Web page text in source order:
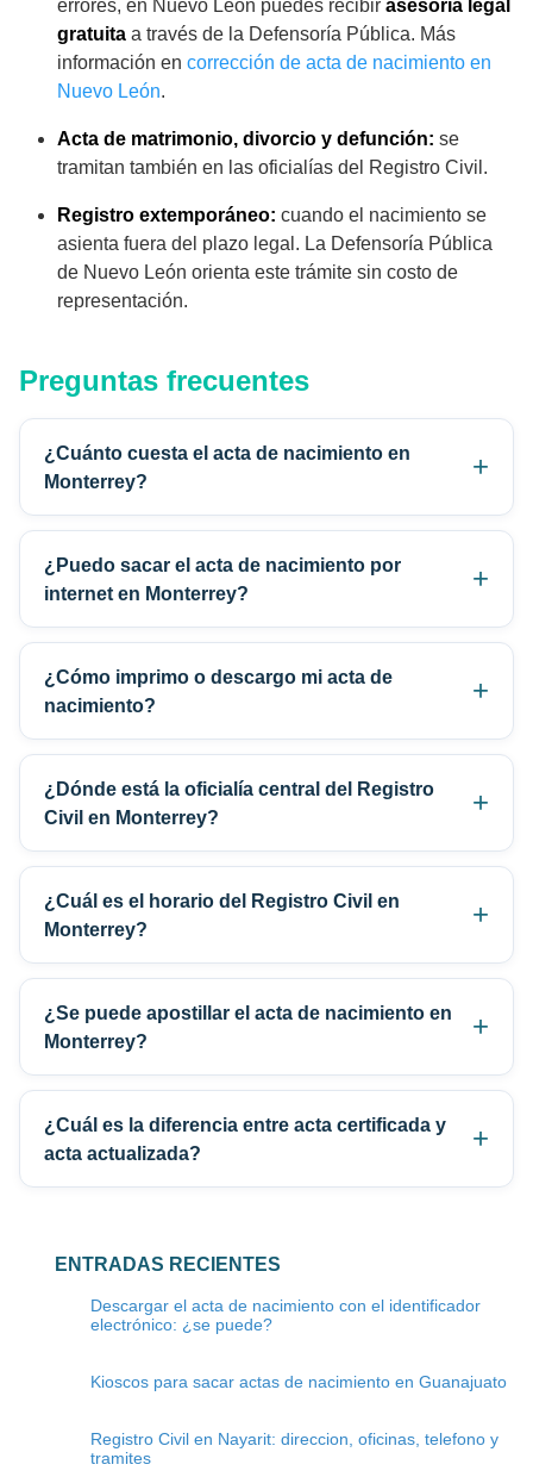
errores, en Nuevo León puedes recibir asesoría legal
gratuita a través de la Defensoría Pública. Más
información en corrección de acta de nacimiento en
Nuevo León.
Acta de matrimonio, divorcio y defunción: se
tramitan también en las oficialías del Registro Civil.
Registro extemporáneo: cuando el nacimiento se
asienta fuera del plazo legal. La Defensoría Pública
de Nuevo León orienta este trámite sin costo de
representación.
Preguntas frecuentes
¿Cuánto cuesta el acta de nacimiento en
Monterrey?
¿Puedo sacar el acta de nacimiento por
internet en Monterrey?
¿Cómo imprimo o descargo mi acta de
nacimiento?
¿Dónde está la oficialía central del Registro
Civil en Monterrey?
¿Cuál es el horario del Registro Civil en
Monterrey?
¿Se puede apostillar el acta de nacimiento en
Monterrey?
¿Cuál es la diferencia entre acta certificada y
acta actualizada?
ENTRADAS RECIENTES
Descargar el acta de nacimiento con el identificador
electrónico: ¿se puede?
Kioscos para sacar actas de nacimiento en Guanajuato
Registro Civil en Nayarit: direccion, oficinas, telefono y
tramites